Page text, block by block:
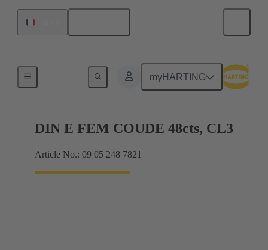
myHARTING
DIN E FEM COUDE 48cts, CL3
Article No.: 09 05 248 7821